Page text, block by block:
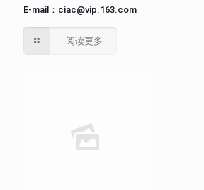
E-mail：ciac@vip.163.com
阅读更多